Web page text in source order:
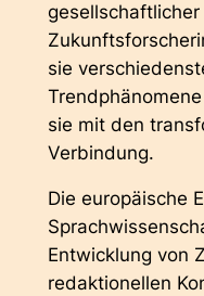
sie
sie mit den
Verbindung.
Die europäische
Entwicklung von
redaktionellen